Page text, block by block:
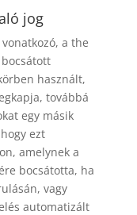
jog
a the
használt,
továbbá
egy másik
ezt
amelynek a
bocsátotta, ha
vagy
automatizált